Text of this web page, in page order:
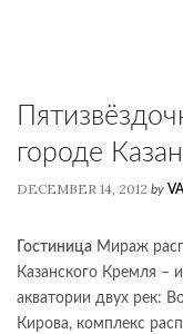
городе
DECEMBER 14, 2012 by
Гостиница Мираж
Казанского Кремля –
акватории двух рек:
Кирова, комплекс